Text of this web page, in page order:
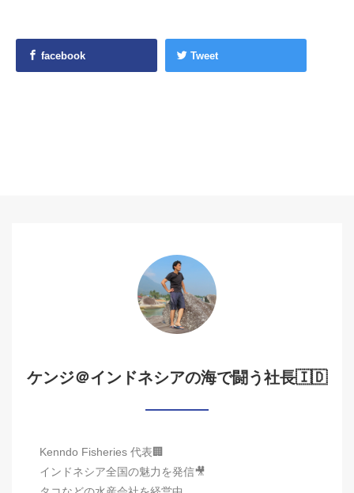
facebook Tweet
ケンジ＠インドネシアの海で闘う社長🇮🇩
Kenndo Fisheries 代表🏢
インドネシア全国の魅力を発信🎥